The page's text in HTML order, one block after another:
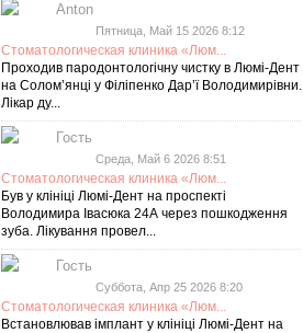
Anton
Пятница, Май 15 2026 8:12
Стоматологическая клиника «Люм...
Проходив пародонтологічну чистку в Люмі-Дент
на Солом’янці у Філіпенко Дар’ї Володимирівни.
Лікар ду...
Гость
Среда, Май 6 2026 8:51
Стоматологическая клиника «Люм...
Був у клініці Люмі-Дент на проспекті
Володимира Івасюка 24А через пошкодження
зуба. Лікування провел...
Гость
Суббота, Апр 25 2026 8:20
Стоматологическая клиника «Люм...
Встановлював імплант у клініці Люмі-Дент на